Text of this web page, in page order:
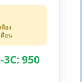
อง
ดือน
950